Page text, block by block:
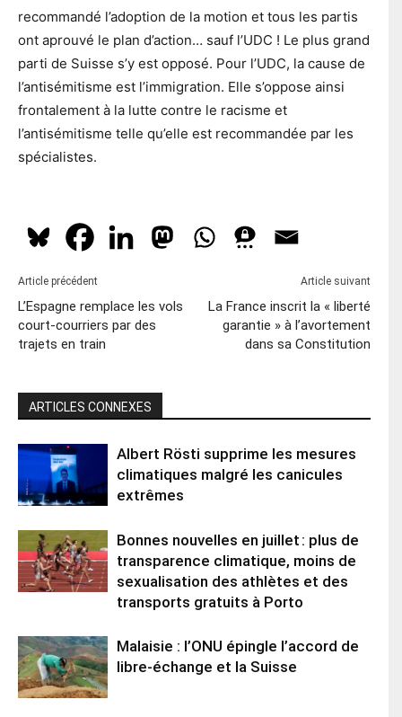
recommandé l’adoption de la motion et tous les partis
ont aprouvé le plan d’action… sauf l’UDC ! Le plus grand
parti de Suisse s’y est opposé. Pour l’UDC, la cause de
l’antisémitisme est l’immigration. Elle s’oppose ainsi
frontalement à la lutte contre le racisme et
l’antisémitisme telle qu’elle est recommandée par les
spécialistes.
Article précédent
L’Espagne remplace les vols
court-courriers par des
trajets en train
Article suivant
La France inscrit la « liberté
garantie » à l’avortement
dans sa Constitution
ARTICLES CONNEXES
Albert Rösti supprime les mesures
climatiques malgré les canicules
extrêmes
Bonnes nouvelles en juillet : plus de
transparence climatique, moins de
sexualisation des athlètes et des
transports gratuits à Porto
Malaisie : l’ONU épingle l’accord de
libre-échange et la Suisse